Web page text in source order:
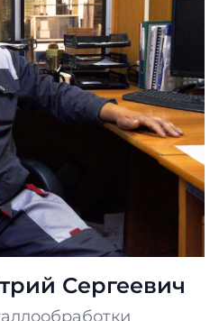
Сергеевич